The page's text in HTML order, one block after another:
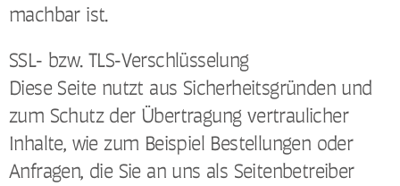
machbar ist.
SSL- bzw. TLS-Verschlüsselung
Diese Seite nutzt aus Sicherheitsgründen und
zum Schutz der Übertragung vertraulicher
Inhalte, wie zum Beispiel Bestellungen oder
Anfragen, die Sie an uns als Seitenbetreiber